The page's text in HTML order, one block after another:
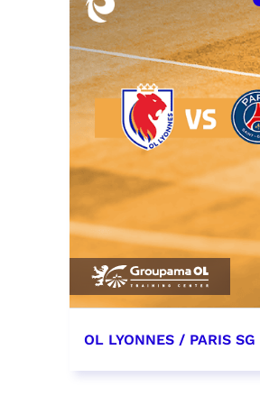
OL LYONNES / PARIS SG